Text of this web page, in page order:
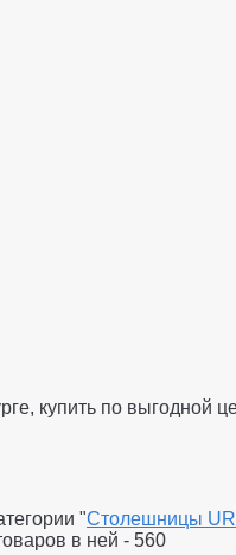
купить по выгодной
"Столешницы
в ней - 560